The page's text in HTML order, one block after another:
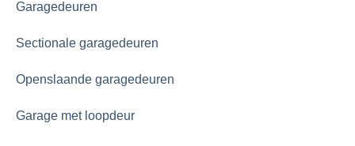
Garagedeuren
Sectionale garagedeuren
Openslaande garagedeuren
Garage met loopdeur